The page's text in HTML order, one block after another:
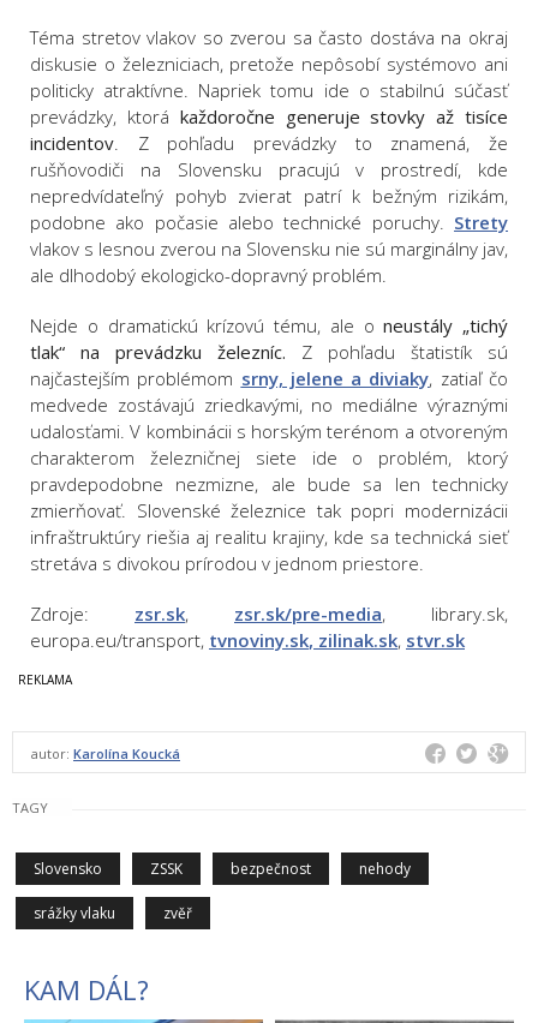
Téma stretov vlakov so zverou sa často dostáva na okraj
diskusie o železniciach, pretože nepôsobí systémovo ani
politicky atraktívne. Napriek tomu ide o stabilnú súčasť
prevádzky, ktorá každoročne generuje stovky až tisíce
incidentov . Z pohľadu prevádzky to znamená, že
rušňovodiči na Slovensku pracujú v prostredí, kde
nepredvídateľný pohyb zvierat patrí k bežným rizikám,
podobne ako počasie alebo technické poruchy. Strety
vlakov s lesnou zverou na Slovensku nie sú marginálny jav,
ale dlhodobý ekologicko-dopravný problém.
Nejde o dramatickú krízovú tému, ale oneustály „tichý
tlak“ na prevádzku železníc. Z pohľadu štatistík sú
najčastejším problémom srny, jelene a diviaky, zatiaľ čo
medvede zostávajú zriedkavými, no mediálne výraznými
udalosťami. V kombinácii s horským terénom a otvoreným
charakterom železničnej siete ide o problém, ktorý
pravdepodobne nezmizne, ale bude sa len technicky
zmierňovať. Slovenské železnice tak popri modernizácii
infraštruktúry riešia aj realitu krajiny, kde sa technická sieť
stretáva s divokou prírodou v jednom priestore.
Zdroje: zsr.sk, zsr.sk/pre-media, library.sk,
europa.eu/transport, tvnoviny.sk, zilinak.sk, stvr.sk
autor: Karolína Koucká
TAGY
Slovensko ZSSK bezpečnost nehody
srážky vlaku zvěř
KAM DÁL?